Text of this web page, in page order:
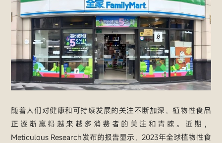
随着人们对健康和可持续发展的关注不断加深，植物性食品
正逐渐赢得越来越多消费者的关注和青睐。近期，
Meticulous Research发布的报告显示，2023年全球植物性食